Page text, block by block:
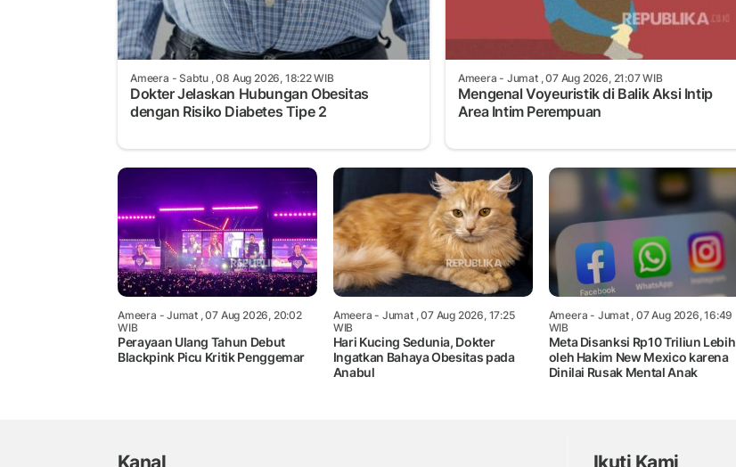
Ameera - Sabtu , 08 Aug 2026, 18:22 WIB
Dokter Jelaskan Hubungan Obesitas
dengan Risiko Diabetes Tipe 2
Ameera - Jumat , 07 Aug 2026, 21:07 WIB
Mengenal Voyeuristik di Balik Aksi Intip
Area Intim Perempuan
Ameera - Jumat , 07 Aug 2026, 20:02
WIB
Perayaan Ulang Tahun Debut
Blackpink Picu Kritik Penggemar
Ameera - Jumat , 07 Aug 2026, 17:25
WIB
Hari Kucing Sedunia, Dokter
Ingatkan Bahaya Obesitas pada
Anabul
Ameera - Jumat , 07 Aug 2026, 16:49
WIB
Meta Disanksi Rp10 Triliun Lebih
oleh Hakim New Mexico karena
Dinilai Rusak Mental Anak
Kanal Ikuti Kami